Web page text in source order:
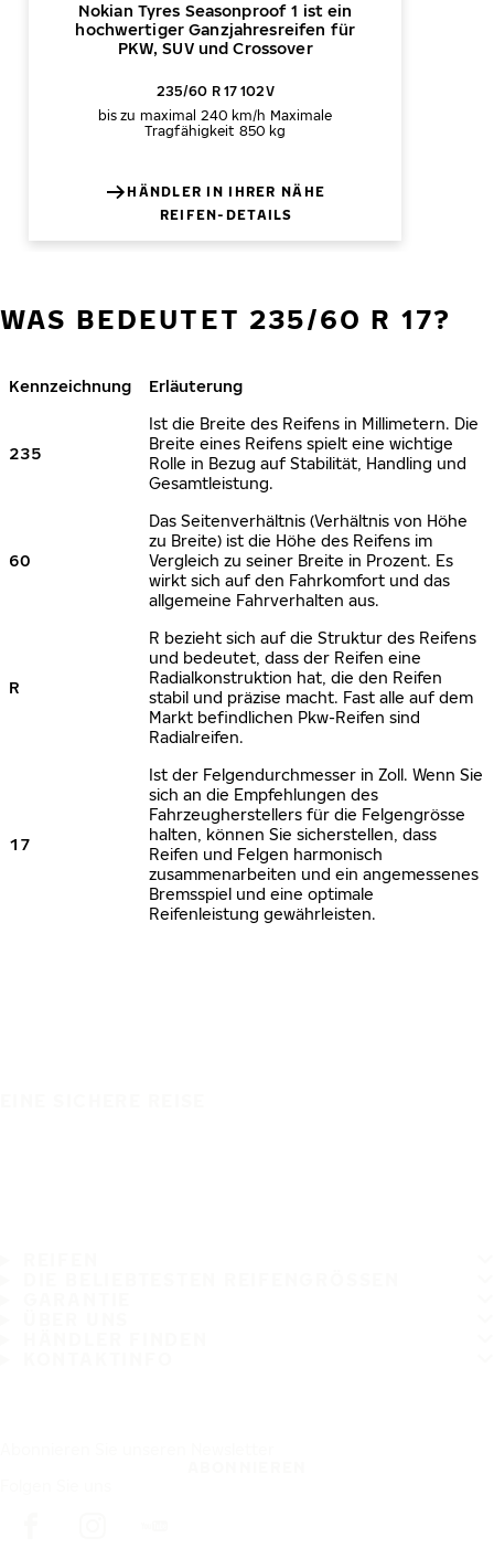
Nokian Tyres Seasonproof 1 ist ein
hochwertiger Ganzjahresreifen für
PKW, SUV und Crossover
235/60 R 17 102V
bis zu maximal 240 km/h Maximale
Tragfähigkeit 850 kg
HÄNDLER IN IHRER NÄHE
REIFEN-DETAILS
WAS BEDEUTET 235/60 R 17?
Kennzeichnung Erläuterung
235
Ist die Breite des Reifens in Millimetern. Die
Breite eines Reifens spielt eine wichtige
Rolle in Bezug auf Stabilität, Handling und
Gesamtleistung.
60
Das Seitenverhältnis (Verhältnis von Höhe
zu Breite) ist die Höhe des Reifens im
Vergleich zu seiner Breite in Prozent. Es
wirkt sich auf den Fahrkomfort und das
allgemeine Fahrverhalten aus.
R
R bezieht sich auf die Struktur des Reifens
und bedeutet, dass der Reifen eine
Radialkonstruktion hat, die den Reifen
stabil und präzise macht. Fast alle auf dem
Markt befindlichen Pkw-Reifen sind
Radialreifen.
17
Ist der Felgendurchmesser in Zoll. Wenn Sie
sich an die Empfehlungen des
Fahrzeugherstellers für die Felgengrösse
halten, können Sie sicherstellen, dass
Reifen und Felgen harmonisch
zusammenarbeiten und ein angemessenes
Bremsspiel und eine optimale
Reifenleistung gewährleisten.